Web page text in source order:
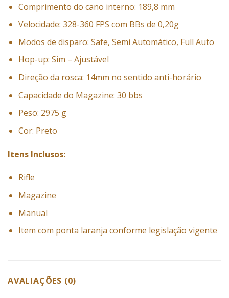
Comprimento do cano interno: 189,8 mm
Velocidade: 328-360 FPS com BBs de 0,20g
Modos de disparo: Safe, Semi Automático, Full Auto
Hop-up: Sim – Ajustável
Direção da rosca: 14mm no sentido anti-horário
Capacidade do Magazine: 30 bbs
Peso: 2975 g
Cor: Preto
Itens Inclusos:
Rifle
Magazine
Manual
Item com ponta laranja conforme legislação vigente
AVALIAÇÕES (0)